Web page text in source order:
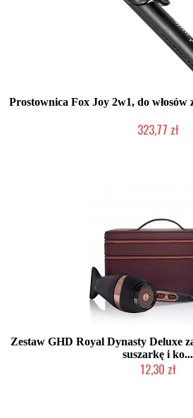
Prostownica Fox Joy 2w1, do
323,77 zł
Zestaw GHD Royal Dynasty Deluxe
suszarkę i ko...
12,30 zł